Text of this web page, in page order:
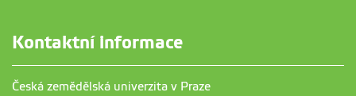
Kontaktní informace
Česká zemědělská univerzita v Praze